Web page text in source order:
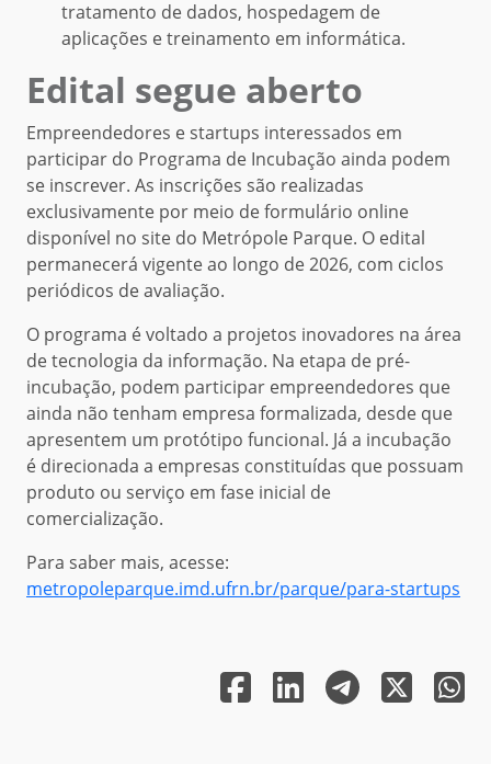
tratamento de dados, hospedagem de
aplicações e treinamento em informática.
Edital segue aberto
Empreendedores e startups interessados em
participar do Programa de Incubação ainda podem
se inscrever. As inscrições são realizadas
exclusivamente por meio de formulário online
disponível no site do Metrópole Parque. O edital
permanecerá vigente ao longo de 2026, com ciclos
periódicos de avaliação.
O programa é voltado a projetos inovadores na área
de tecnologia da informação. Na etapa de pré-
incubação, podem participar empreendedores que
ainda não tenham empresa formalizada, desde que
apresentem um protótipo funcional. Já a incubação
é direcionada a empresas constituídas que possuam
produto ou serviço em fase inicial de
comercialização.
Para saber mais, acesse:
metropoleparque.imd.ufrn.br/parque/para-startups